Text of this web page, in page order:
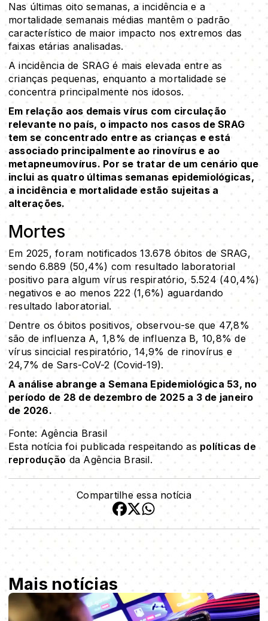
Nas últimas oito semanas, a incidência e a
mortalidade semanais médias mantêm o padrão
característico de maior impacto nos extremos das
faixas etárias analisadas.
A incidência de SRAG é mais elevada entre as
crianças pequenas, enquanto a mortalidade se
concentra principalmente nos idosos.
Em relação aos demais vírus com circulação
relevante no país, o impacto nos casos de SRAG
tem se concentrado entre as crianças e está
associado principalmente ao rinovírus e ao
metapneumovírus. Por se tratar de um cenário que
inclui as quatro últimas semanas epidemiológicas,
a incidência e mortalidade estão sujeitas a
alterações.
Mortes
Em 2025, foram notificados 13.678 óbitos de SRAG,
sendo 6.889 (50,4%) com resultado laboratorial
positivo para algum vírus respiratório, 5.524 (40,4%)
negativos e ao menos 222 (1,6%) aguardando
resultado laboratorial.
Dentre os óbitos positivos, observou-se que 47,8%
são de influenza A, 1,8% de influenza B, 10,8% de
vírus sincicial respiratório, 14,9% de rinovírus e
24,7% de Sars-CoV-2 (Covid-19).
A análise abrange a Semana Epidemiológica 53, no
período de 28 de dezembro de 2025 a 3 de janeiro
de 2026.
Fonte: Agência Brasil
Esta notícia foi publicada respeitando as políticas de
reprodução da Agência Brasil.
Compartilhe essa notícia
Mais notícias